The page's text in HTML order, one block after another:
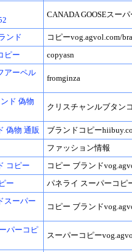
CANADA GOOSEスー
ンド コピーvog.agvol.com/bra
ピー copyasn
アーペル
fromginza
ド 偽物
クリスチャンルブタン
偽物 通販 ブランドコピー
ファッション情報
コピー コピー ブランド
ー パネライ スーパーコピ
スーパー
コピー ブランド
パーコピ
スーパーコピー